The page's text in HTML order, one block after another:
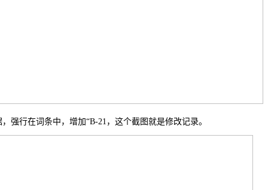
行在词条中，增加“B-21，这个截图就是修改记录。